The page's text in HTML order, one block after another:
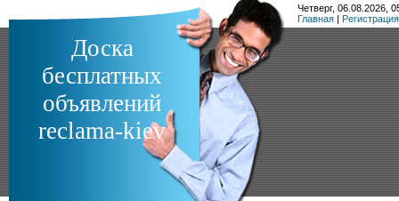
Четверг, 06.08.2026,
Главная | Регистрация
Доска
бесплатных
объявлений
reclama-kiev